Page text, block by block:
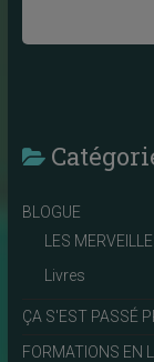
BLOGUE
LES
Livres
ÇA S'EST PASSÉ
FORMATIONS EN